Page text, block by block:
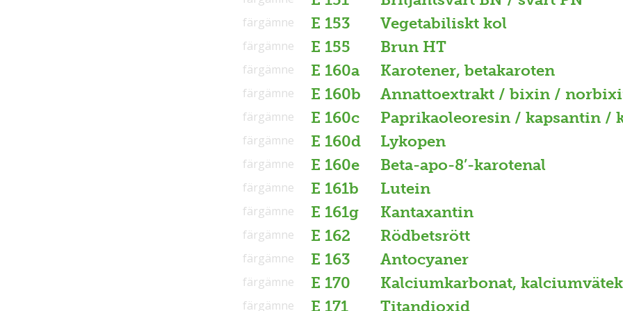
E 153 Vegetabiliskt kol
färgämne
E 155 Brun HT
färgämne
E 160a Karotener, betakaroten
färgämne
E 160b Annattoextrakt / bixin /
färgämne
E 160c Paprikaoleoresin / kapsantin /
färgämne
E 160d Lykopen
färgämne
E 160e Beta-apo-8’-karotenal
färgämne
E 161b Lutein
färgämne
E 161g Kantaxantin
färgämne
E 162 Rödbetsrött
färgämne
E 163 Antocyaner
färgämne
E 170 Kalciumkarbonat,
färgämne
E 171 Titandioxid
färgämne